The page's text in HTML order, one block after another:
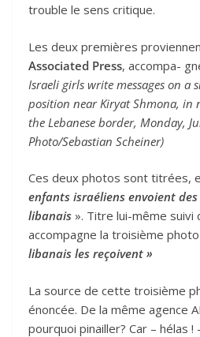
trouble le sens critique.
Les deux premières
Associated Press, accompa-
Israeli girls write messages on a
position near Kiryat Shmona, in
the Lebanese border, Monday,
Photo/Sebastian Scheiner)
Ces deux photos sont titrées,
enfants israéliens envoient
libanais ». Titre lui-même suivi
accompagne la troisième
libanais les reçoivent »
La source de cette troisième
énoncée. De la même agence
pourquoi pinailler? Car – hélas